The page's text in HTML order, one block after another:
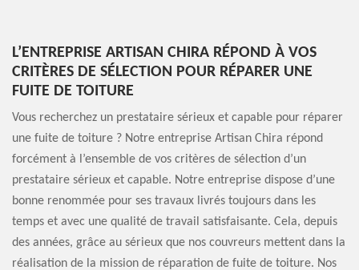
L’ENTREPRISE ARTISAN CHIRA RÉPOND À VOS
CRITÈRES DE SÉLECTION POUR RÉPARER UNE
FUITE DE TOITURE
Vous recherchez un prestataire sérieux et capable pour réparer
une fuite de toiture ? Notre entreprise Artisan Chira répond
forcément à l’ensemble de vos critères de sélection d’un
prestataire sérieux et capable. Notre entreprise dispose d’une
bonne renommée pour ses travaux livrés toujours dans les
temps et avec une qualité de travail satisfaisante. Cela, depuis
des années, grâce au sérieux que nos couvreurs mettent dans la
réalisation de la mission de réparation de fuite de toiture. Nos